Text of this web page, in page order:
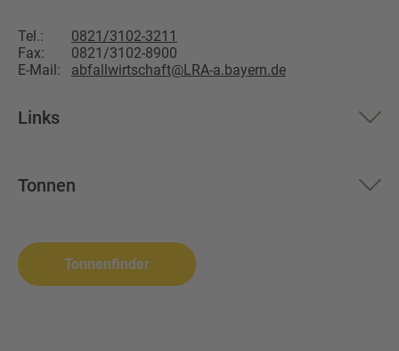
Tel.:
0821/3102-3211
Fax:
0821/3102-8900
E-Mail:
abfallwirtschaft@LRA-a.bayern.de
Links
Über uns
Tonnen
Biomüll
Altpapier
Tonnenfinder